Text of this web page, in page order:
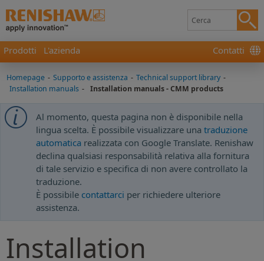
Prodotti L'azienda Contatti
Homepage - Supporto e assistenza - Technical support library -
Installation manuals - Installation manuals - CMM products
Al momento, questa pagina non è disponibile nella
lingua scelta. È possibile visualizzare una traduzione
automatica realizzata con Google Translate. Renishaw
declina qualsiasi responsabilità relativa alla fornitura
di tale servizio e specifica di non avere controllato la
traduzione.
È possibile contattarci per richiedere ulteriore
assistenza.
Installation